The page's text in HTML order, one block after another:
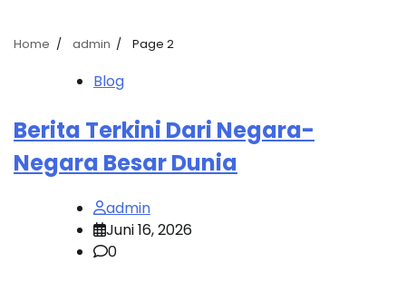
Home admin Page 2
Blog
Berita Terkini Dari Negara-
Negara Besar Dunia
admin
Juni 16, 2026
0